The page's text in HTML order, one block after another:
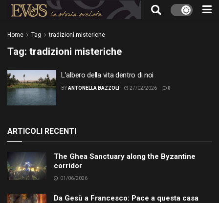
Home Tag tradizioni misteriche
Tag: tradizioni misteriche
L’albero della vita dentro di noi
BYANTONELLA BAZZOLI 27/02/2026 0
ARTICOLI RECENTI
The Ghea Sanctuary along the Byzantine
corridor
01/06/2026
Da Gesù a Francesco: Pace a questa casa